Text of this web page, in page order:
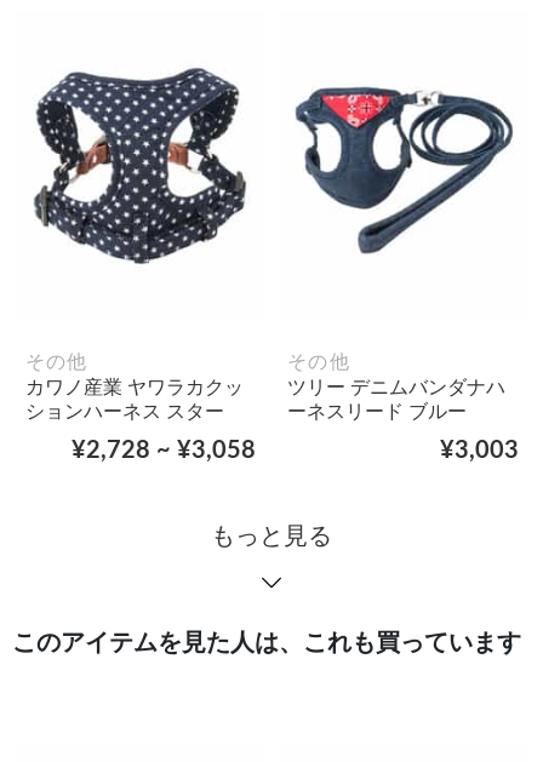
その他
カワノ産業 ヤワラカクッ
ションハーネス スター
¥2,728 ~ ¥3,058
その他
ツリー デニムバンダナハ
ーネスリード ブルー
¥3,003
もっと見る
このアイテムを見た人は、これも買っています